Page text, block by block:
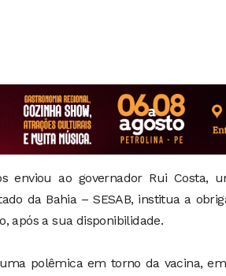
enviou ao governador Rui Costa,
da Bahia – SESAB, institua a
após a sua disponibilidade.
polêmica em torno da vacina,